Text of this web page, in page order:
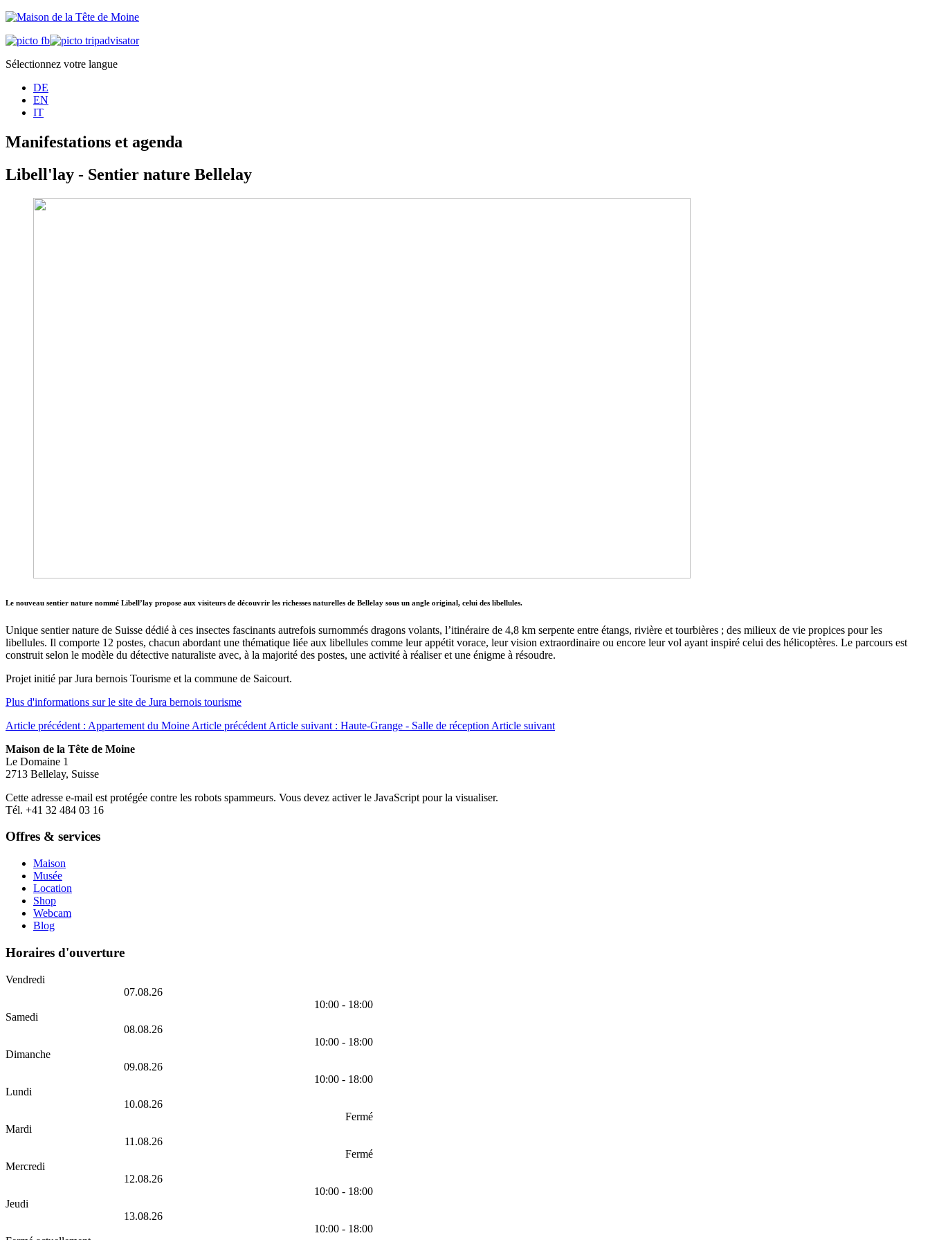
Sélectionnez votre langue
DE
EN
IT
Manifestations et agenda
Libell'lay - Sentier nature Bellelay
Le nouveau sentier nature nommé Libell’lay propose aux visiteurs de découvrir les richesses naturelles de Bellelay sous un angle original, celui des libellules.
Unique sentier nature de Suisse dédié à ces insectes fascinants autrefois surnommés dragons volants, l’itinéraire de 4,8 km serpente entre étangs, rivière et tourbières ; des milieux de vie propices pour les
libellules. Il comporte 12 postes, chacun abordant une thématique liée aux libellules comme leur appétit vorace, leur vision extraordinaire ou encore leur vol ayant inspiré celui des hélicoptères. Le parcours est
construit selon le modèle du détective naturaliste avec, à la majorité des postes, une activité à réaliser et une énigme à résoudre.
Projet initié par Jura bernois Tourisme et la commune de Saicourt.
Plus d'informations sur le site de Jura bernois tourisme
Article précédent : Appartement du Moine Article précédent Article suivant : Haute-Grange - Salle de réception Article suivant
Maison de la Tête de Moine
Le Domaine 1
2713 Bellelay, Suisse
Cette adresse e-mail est protégée contre les robots spammeurs. Vous devez activer le JavaScript pour la visualiser.
Tél. +41 32 484 03 16
Offres & services
Maison
Musée
Location
Shop
Webcam
Blog
Horaires d'ouverture
Vendredi
07.08.26
10:00 - 18:00
Samedi
08.08.26
10:00 - 18:00
Dimanche
09.08.26
10:00 - 18:00
Lundi
10.08.26
Fermé
Mardi
11.08.26
Fermé
Mercredi
12.08.26
10:00 - 18:00
Jeudi
13.08.26
10:00 - 18:00